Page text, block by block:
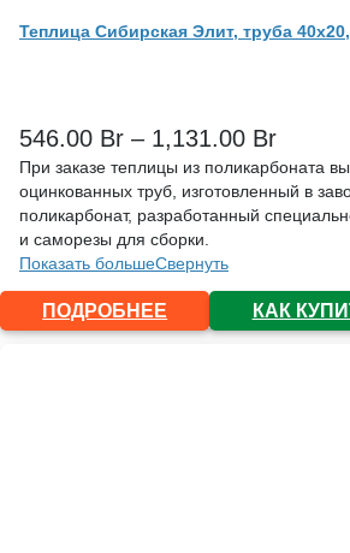
Теплица Сибирская Элит, труба
546.00 Br – 1,131.00 Br
При заказе теплицы из поликарбоната
оцинкованных труб, изготовленный в
поликарбонат, разработанный
и саморезы для сборки.
Показать большеСвернуть
ПОДРОБНЕЕ КАК